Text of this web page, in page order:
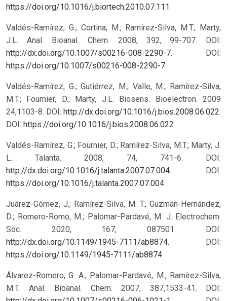
https://doi.org/10.1016/j.biortech.2010.07.111
Valdés-Ramírez, G.; Cortina, M.; Ramírez-Silva, M.T.; Marty,
J.L. Anal. Bioanal. Chem. 2008, 392, 99-707. DOI:
http://dx.doi.org/10.1007/s00216-008-2290-7.
DOI:
https://doi.org/10.1007/s00216-008-2290-7
Valdés-Ramírez, G.; Gutiérrez, M.; Valle, M.; Ramírez-Silva,
M.T.; Fournier, D.; Marty, J.L. Biosens. Bioelectron. 2009
24,1103-8. DOI: http://dx.doi.org/10.1016/j.bios.2008.06.022.
DOI: https://doi.org/10.1016/j.bios.2008.06.022
Valdés-Ramírez, G.; Fournier, D.; Ramírez-Silva, M.T.; Marty, J.
L. Talanta. 2008, 74, 741-6. DOI:
http://dx.doi.org/10.1016/j.talanta.2007.07.004.
DOI:
https://doi.org/10.1016/j.talanta.2007.07.004
Juárez-Gómez, J.; Ramírez-Silva, M. T.; Guzmán-Hernández,
D.; Romero-Romo, M.; Palomar-Pardavé, M. J. Electrochem.
Soc. 2020, 167, 087501. DOI:
http://dx.doi.org/10.1149/1945-7111/ab8874.
DOI:
https://doi.org/10.1149/1945-7111/ab8874
Álvarez-Romero, G. A.; Palomar-Pardavé, M.; Ramírez-Silva,
M.T. Anal. Bioanal. Chem. 2007, 387,1533-41. DOI: